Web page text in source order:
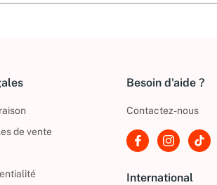
de vente
Besoin d'aide ?
Contactez-nous
International